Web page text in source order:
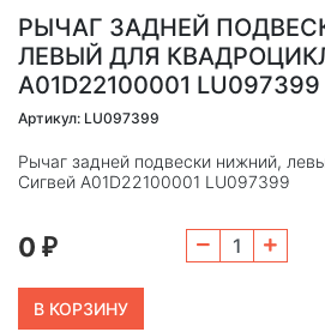
РЫЧАГ ЗАДНЕЙ
ЛЕВЫЙ ДЛЯ
A01D22100001 LU097399
Артикул: LU097399
Рычаг задней подвески нижний,
Сигвей A01D22100001 LU097399
0 ₽